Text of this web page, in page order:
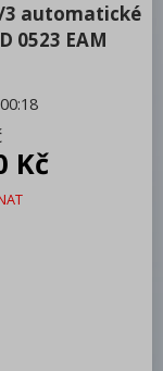
3 automatické
0523 EAM
Kč